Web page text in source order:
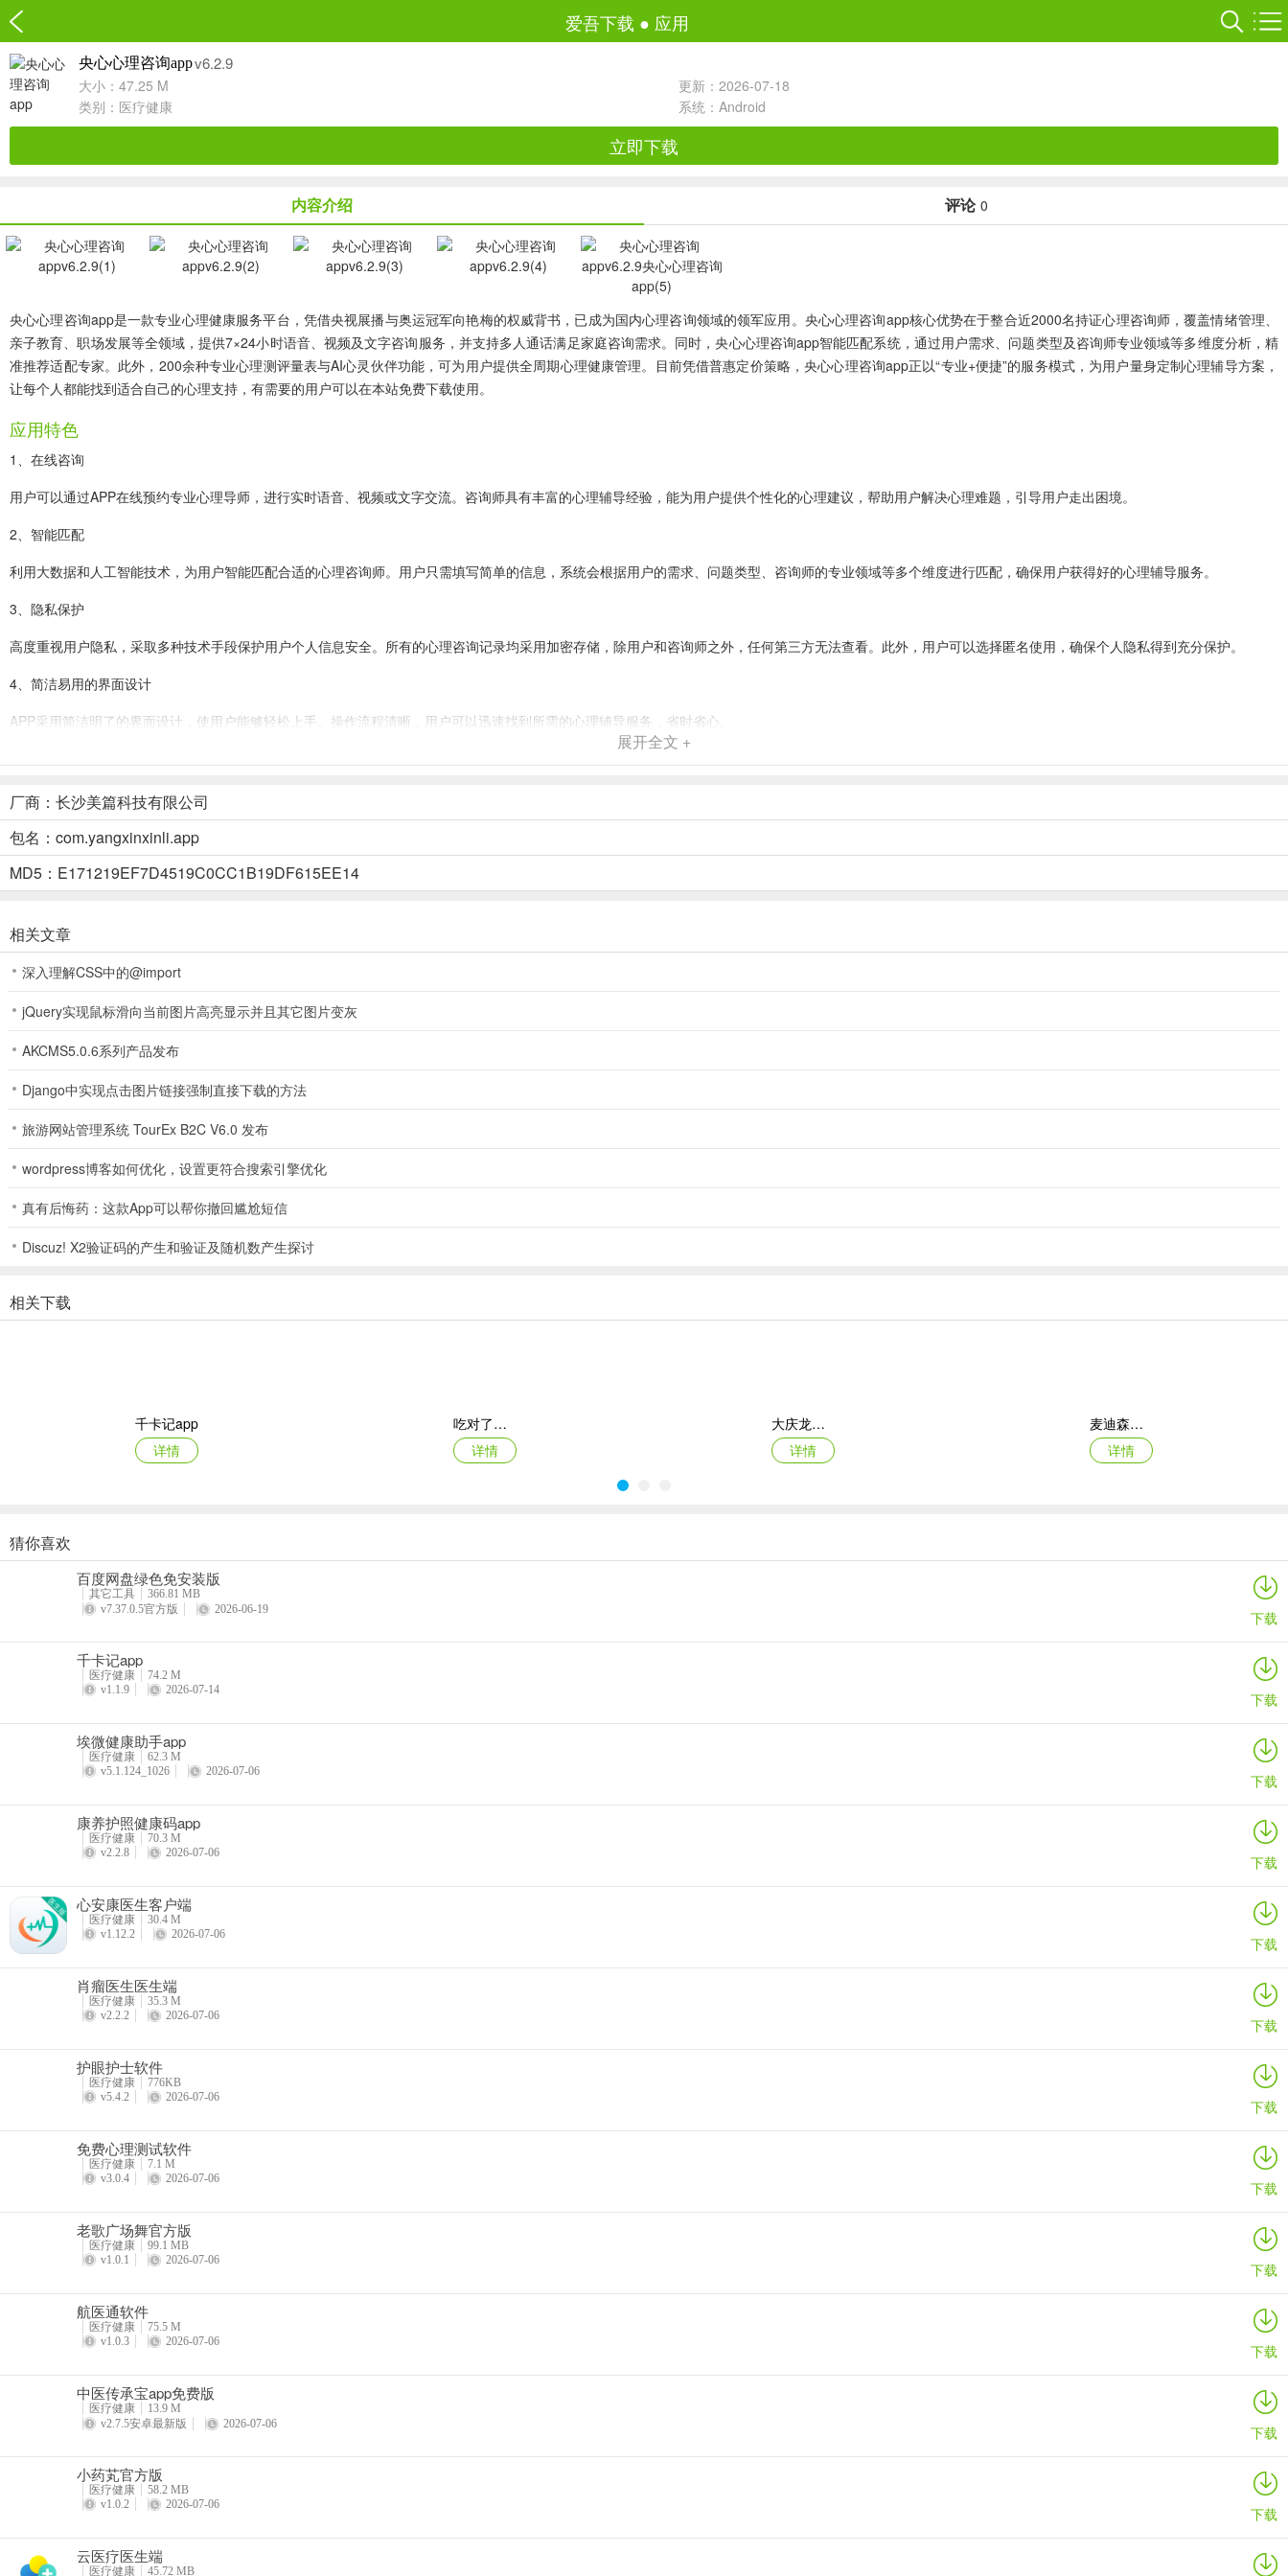
爱吾下载 ● 应用
央心心理咨询appv6.2.9
大小：47.25 M
更新：2026-07-18
类别： 医疗健康 系统：Android
立即下载
内容介绍 评论 0
央心心理咨询app是一款专业心理健康服务平台，凭借央视展播与奥运冠军向艳梅的权威背书，已成为国内心理咨询领域的领军应用。央心心理咨询app核心优势在于整合近2000名持证心理咨询师，覆盖情绪管理、
亲子教育、职场发展等全领域，提供7×24小时语音、视频及文字咨询服务，并支持多人通话满足家庭咨询需求。同时，央心心理咨询app智能匹配系统，通过用户需求、问题类型及咨询师专业领域等多维度分析，精
准推荐适配专家。此外，200余种专业心理测评量表与AI心灵伙伴功能，可为用户提供全周期心理健康管理。目前凭借普惠定价策略，央心心理咨询app正以“专业+便捷”的服务模式，为用户量身定制心理辅导方案，
让每个人都能找到适合自己的心理支持，有需要的用户可以在本站免费下载使用。
应用特色
1、在线咨询
用户可以通过APP在线预约专业心理导师，进行实时语音、视频或文字交流。咨询师具有丰富的心理辅导经验，能为用户提供个性化的心理建议，帮助用户解决心理难题，引导用户走出困境。
2、智能匹配
利用大数据和人工智能技术，为用户智能匹配合适的心理咨询师。用户只需填写简单的信息，系统会根据用户的需求、问题类型、咨询师的专业领域等多个维度进行匹配，确保用户获得好的心理辅导服务。
3、隐私保护
高度重视用户隐私，采取多种技术手段保护用户个人信息安全。所有的心理咨询记录均采用加密存储，除用户和咨询师之外，任何第三方无法查看。此外，用户可以选择匿名使用，确保个人隐私得到充分保护。
4、简洁易用的界面设计
APP采用简洁明了的界面设计，使用户能够轻松上手。操作流程清晰，用户可以迅速找到所需的心理辅导服务，省时省心。
2、这里提供多种心理问题的测试，例如测试你有没有焦虑症
3、app还会为大家推荐全国各地的优秀心理咨询师
4、app结合ai技术为大家提供了ai心灵伙伴，让它抚平你的心理创伤
应用亮点
帮助大家更好的了解心理行业
咨询类型覆盖了心理健康、情绪压力、亲子教育、恋爱情感、职场发展等多个领域
展开全文 +
厂商：长沙美篇科技有限公司
包名：com.yangxinxinli.app
MD5：E171219EF7D4519C0CC1B19DF615EE14
相关文章
深入理解CSS中的@import
jQuery实现鼠标滑向当前图片高亮显示并且其它图片变灰
AKCMS5.0.6系列产品发布
Django中实现点击图片链接强制直接下载的方法
旅游网站管理系统 TourEx B2C V6.0 发布
wordpress博客如何优化，设置更符合搜索引擎优化
真有后悔药：这款App可以帮你撤回尴尬短信
Discuz! X2验证码的产生和验证及随机数产生探讨
相关下载
千卡记app
详情
吃对了么最新版
详情
大庆龙南医院app
详情
麦迪森健康手机版
详情
汇华医疗官网版
详情
首钢云病历app
众法网正式版
浙大妇院官方版
猜你喜欢
百度网盘绿色免安装版
其它工具
366.81 MB
v7.37.0.5官方版
2026-06-19 下载
千卡记app
医疗健康
74.2 M
v1.1.9
2026-07-14 下载
埃微健康助手app
医疗健康
62.3 M
v5.1.124_1026
2026-07-06 下载
康养护照健康码app
医疗健康
70.3 M
v2.2.8
2026-07-06 下载
心安康医生客户端
医疗健康
30.4 M
v1.12.2
2026-07-06 下载
肖瘤医生医生端
医疗健康
35.3 M
v2.2.2
2026-07-06 下载
护眼护士软件
医疗健康
776KB
v5.4.2
2026-07-06 下载
免费心理测试软件
医疗健康
7.1 M
v3.0.4
2026-07-06 下载
老歌广场舞官方版
医疗健康
99.1 MB
v1.0.1
2026-07-06 下载
航医通软件
医疗健康
75.5 M
v1.0.3
2026-07-06 下载
中医传承宝app免费版
医疗健康
13.9 M
v2.7.5安卓最新版
2026-07-06 下载
小药芄官方版
医疗健康
58.2 MB
v1.0.2
2026-07-06 下载
云医疗医生端
医疗健康 45.72 MB